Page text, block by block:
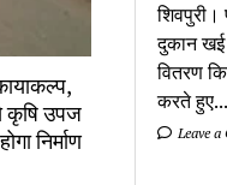
कृषि उपज
निर्माण
दुकान खई
वितरण
करते हुए...
Leave